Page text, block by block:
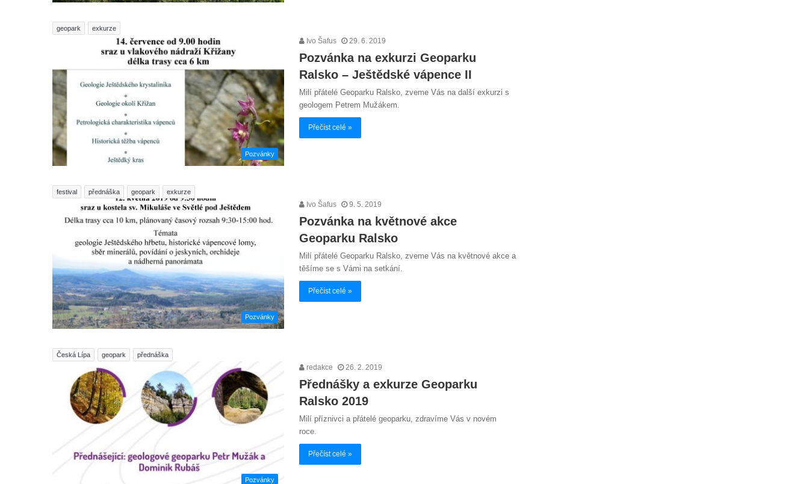
geopark exkurze
Pozvánky
Ivo Šafus 29. 6. 2019
Pozvánka na exkurzi Geoparku
Ralsko – Ještědské vápence II
Milí přátelé Geoparku Ralsko, zveme Vás na další exkurzi s
geologem Petrem Mužákem.
Přečíst celé »
festival přednáška geopark exkurze
Pozvánky
Ivo Šafus 9. 5. 2019
Pozvánka na květnové akce
Geoparku Ralsko
Milí přátelé Geoparku Ralsko, zveme Vás na květnové akce a
těšíme se s Vámi na setkání.
Přečíst celé »
Česká Lípa geopark přednáška
Pozvánky
redakce 26. 2. 2019
Přednášky a exkurze Geoparku
Ralsko 2019
Milí příznivci a přátelé geoparku, zdravíme Vás v novém
roce.
Přečíst celé »